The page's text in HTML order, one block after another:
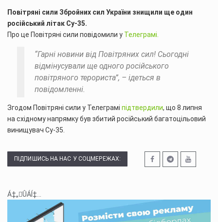
Повітряні сили Збройних сил України знищили ще один
російський літак Cу-35.
Про це Повітряні сили повідомили у Телеграмі.
“Гарні новини від Повітряних сил! Сьогодні
відмінусували ще одного російського
повітряного терориста”, – ідеться в
повідомленні.
Згодом Повітряні сили у Телеграмі підтвердили, що 8 липня
на східному напрямку був збитий російський багатоцільовий
винищувач Cу-35.
ПІДПИШИСЬ НА НАС У СОЦМЕРЕЖАХ:
Á‡„ÛÁÍ‡...